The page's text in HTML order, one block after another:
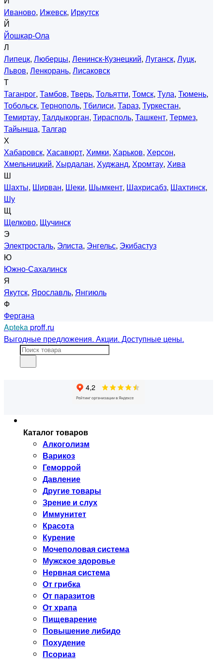
Иваново, Ижевск, Иркутск
Й
Йошкар-Ола
Л
Липецк, Люберцы, Ленинск-Кузнецкий, Луганск, Луцк,
Львов, Ленкорань, Лисаковск
Т
Таганрог, Тамбов, Тверь, Тольятти, Томск, Тула, Тюмень,
Тобольск, Тернополь, Тбилиси, Тараз, Туркестан,
Темиртау, Талдыкорган, Тирасполь, Ташкент, Термез,
Тайынша, Талгар
Х
Хабаровск, Хасавюрт, Химки, Харьков, Херсон,
Хмельницкий, Хырдалан, Худжанд, Хромтау, Хива
Ш
Шахты, Ширван, Шеки, Шымкент, Шахрисабз, Шахтинск,
Шу
Щ
Щелково, Щучинск
Э
Электросталь, Элиста, Энгельс, Экибастуз
Ю
Южно-Сахалинск
Я
Якутск, Ярославль, Янгиюль
Ф
Фергана
Aptekaproff.ru
Выгодные предложения. Акции. Доступные цены.
Каталог товаров
Алкоголизм
Варикоз
Геморрой
Давление
Другие товары
Зрение и слух
Иммунитет
Красота
Курение
Мочеполовая система
Мужское здоровье
Нервная система
От грибка
От паразитов
От храпа
Пищеварение
Повышение либидо
Похудение
Псориаз